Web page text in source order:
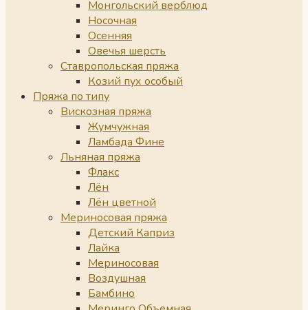
Монгольский верблюд
Носочная
Осенняя
Овечья шерсть
Ставропольская пряжа
Козий пух особый
Пряжа по типу
Вискозная пряжа
Жумчужная
Ламбада Фине
Льняная пряжа
Флакс
Лён
Лён цветной
Мериносовая пряжа
Детский Каприз
Лайка
Мериносовая
Воздушная
Бамбино